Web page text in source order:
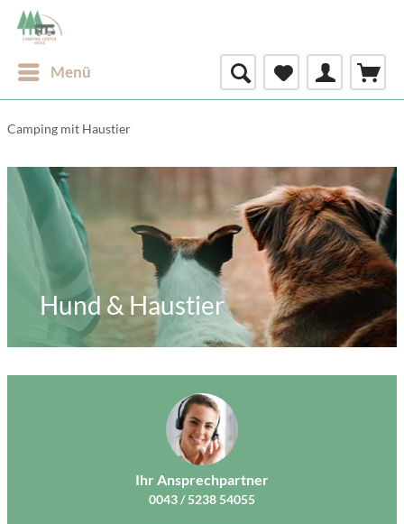
Menü
Camping mit Haustier
Hund & Haustier
Ihr Ansprechpartner
0043 / 5238 54055